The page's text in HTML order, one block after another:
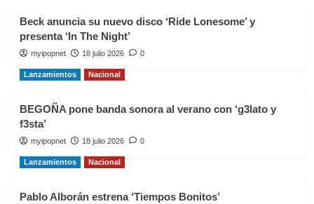
Beck anuncia su nuevo disco ‘Ride Lonesome’ y
presenta ‘In The Night’
myipopnet 18 julio 2026 0
Lanzamientos Nacional
BEGOÑA pone banda sonora al verano con ‘g3lato y
f3sta’
myipopnet 18 julio 2026 0
Lanzamientos Nacional
Pablo Alborán estrena ‘Tiempos Bonitos’